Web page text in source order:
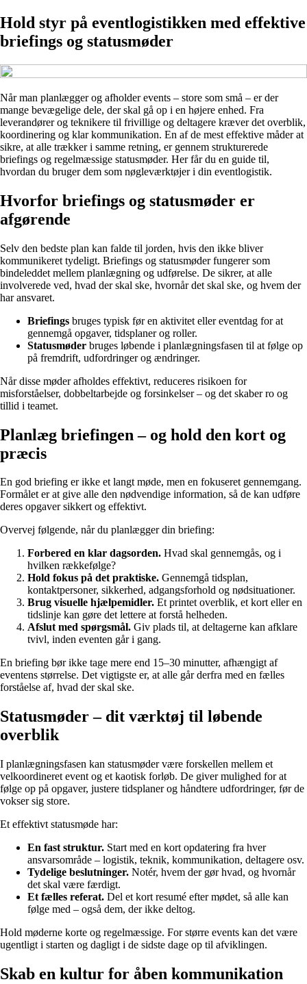
Hold styr på eventlogistikken med effektive
briefings og statusmøder
Når man planlægger og afholder events – store som små – er der
mange bevægelige dele, der skal gå op i en højere enhed. Fra
leverandører og teknikere til frivillige og deltagere kræver det overblik,
koordinering og klar kommunikation. En af de mest effektive måder at
sikre, at alle trækker i samme retning, er gennem strukturerede
briefings og regelmæssige statusmøder. Her får du en guide til,
hvordan du bruger dem som nøgleværktøjer i din eventlogistik.
Hvorfor briefings og statusmøder er
afgørende
Selv den bedste plan kan falde til jorden, hvis den ikke bliver
kommunikeret tydeligt. Briefings og statusmøder fungerer som
bindeleddet mellem planlægning og udførelse. De sikrer, at alle
involverede ved, hvad der skal ske, hvornår det skal ske, og hvem der
har ansvaret.
Briefings bruges typisk før en aktivitet eller eventdag for at
gennemgå opgaver, tidsplaner og roller.
Statusmøder bruges løbende i planlægningsfasen til at følge op
på fremdrift, udfordringer og ændringer.
Når disse møder afholdes effektivt, reduceres risikoen for
misforståelser, dobbeltarbejde og forsinkelser – og det skaber ro og
tillid i teamet.
Planlæg briefingen – og hold den kort og
præcis
En god briefing er ikke et langt møde, men en fokuseret gennemgang.
Formålet er at give alle den nødvendige information, så de kan udføre
deres opgaver sikkert og effektivt.
Overvej følgende, når du planlægger din briefing:
Forbered en klar dagsorden. Hvad skal gennemgås, og i
hvilken rækkefølge?
Hold fokus på det praktiske. Gennemgå tidsplan,
kontaktpersoner, sikkerhed, adgangsforhold og nødsituationer.
Brug visuelle hjælpemidler. Et printet overblik, et kort eller en
tidslinje kan gøre det lettere at forstå helheden.
Afslut med spørgsmål. Giv plads til, at deltagerne kan afklare
tvivl, inden eventen går i gang.
En briefing bør ikke tage mere end 15–30 minutter, afhængigt af
eventens størrelse. Det vigtigste er, at alle går derfra med en fælles
forståelse af, hvad der skal ske.
Statusmøder – dit værktøj til løbende
overblik
I planlægningsfasen kan statusmøder være forskellen mellem et
velkoordineret event og et kaotisk forløb. De giver mulighed for at
følge op på opgaver, justere tidsplaner og håndtere udfordringer, før de
vokser sig store.
Et effektivt statusmøde har:
En fast struktur. Start med en kort opdatering fra hver
ansvarsområde – logistik, teknik, kommunikation, deltagere osv.
Tydelige beslutninger. Notér, hvem der gør hvad, og hvornår
det skal være færdigt.
Et fælles referat. Del et kort resumé efter mødet, så alle kan
følge med – også dem, der ikke deltog.
Hold møderne korte og regelmæssige. For større events kan det være
ugentligt i starten og dagligt i de sidste dage op til afviklingen.
Skab en kultur for åben kommunikation